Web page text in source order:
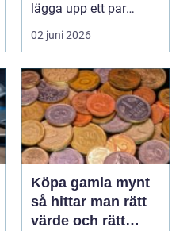
lägga upp ett par
byxor. En skicklig
yrke...
02 juni 2026
Köpa gamla mynt
så hittar man rätt
värde och rätt